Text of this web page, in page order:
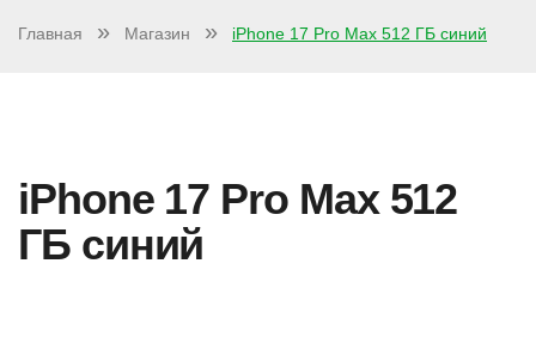
Главная Магазин iPhone 17 Pro Max 512 ГБ синий
iPhone 17 Pro Max 512
ГБ синий